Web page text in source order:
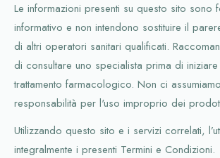
Le informazioni presenti su questo sito sono
informativo e non intendono sostituire il
di altri operatori sanitari qualificati.
di consultare uno specialista prima di
trattamento farmacologico. Non ci
responsabilità per l'uso improprio dei
Utilizzando questo sito e i servizi correlati,
integralmente i presenti Termini e Condizioni.